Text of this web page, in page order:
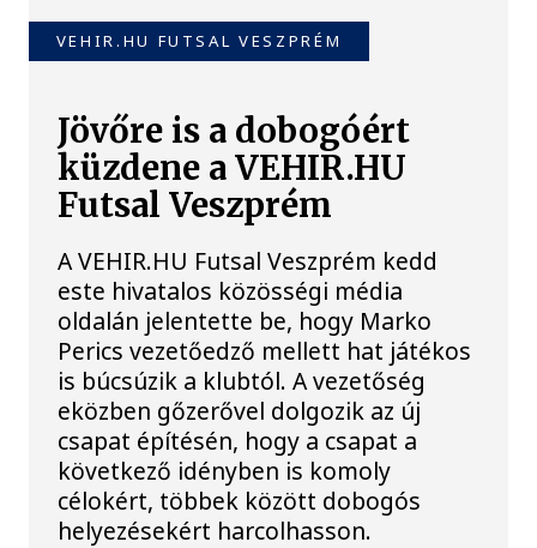
VEHIR.HU FUTSAL VESZPRÉM
Jövőre is a dobogóért
küzdene a VEHIR.HU
Futsal Veszprém
A VEHIR.HU Futsal Veszprém kedd
este hivatalos közösségi média
oldalán jelentette be, hogy Marko
Perics vezetőedző mellett hat játékos
is búcsúzik a klubtól. A vezetőség
eközben gőzerővel dolgozik az új
csapat építésén, hogy a csapat a
következő idényben is komoly
célokért, többek között dobogós
helyezésekért harcolhasson.